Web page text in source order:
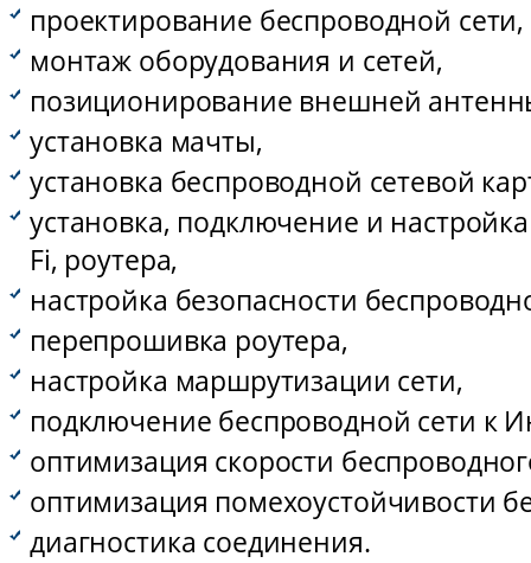
проектирование беспроводной сети,
монтаж оборудования и сетей,
позиционирование внешней
установка мачты,
установка беспроводной сетевой
установка, подключение и
Fi, роутера,
настройка безопасности
перепрошивка роутера,
настройка маршрутизации сети,
подключение беспроводной сети к
оптимизация скорости
оптимизация помехоустойчивости
диагностика соединения.